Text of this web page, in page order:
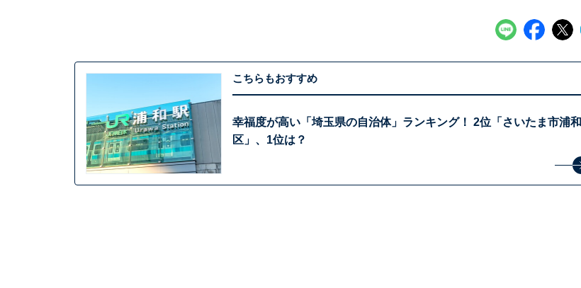
こちらもおすすめ
幸福度が高い「埼玉県の自治体」ランキング！ 2位「さいたま市浦和
区」、1位は？